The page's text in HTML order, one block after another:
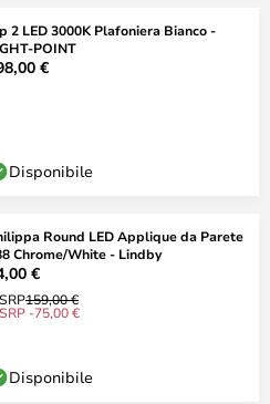
2 LED 3000K Plafoniera Bianco -
POINT
€
Disponibile
Round LED Applique da Parete
Chrome/White - Lindby
€
159,00 €
-75,00 €
Disponibile